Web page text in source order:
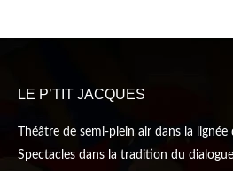
LE P’TIT JACQUES
Théâtre de semi-plein air dans la
Spectacles dans la tradition du